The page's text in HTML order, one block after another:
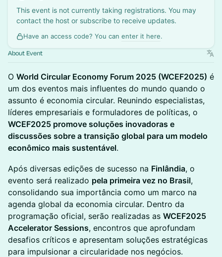
This event is not currently taking registrations. You may
contact the host or subscribe to receive updates.
Have an access code? You can enter it here.
About Event
O World Circular Economy Forum 2025 (WCEF2025) é
um dos eventos mais influentes do mundo quando o
assunto é economia circular. Reunindo especialistas,
líderes empresariais e formuladores de políticas, o
WCEF2025 promove soluções inovadoras e
discussões sobre a transição global para um modelo
econômico mais sustentável.
Após diversas edições de sucesso na Finlândia, o
evento será realizado pela primeira vez no Brasil,
consolidando sua importância como um marco na
agenda global da economia circular. Dentro da
programação oficial, serão realizadas as WCEF2025
Accelerator Sessions, encontros que aprofundam
desafios críticos e apresentam soluções estratégicas
para impulsionar a circularidade nos negócios.